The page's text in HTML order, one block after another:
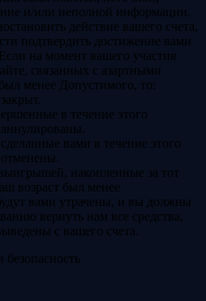
и/или неполной информации.
действие вашего счета,
подтвердить достижение вами
Если на момент вашего участия
связанных с азартными
менее Допустимого, то:
в течение этого
вами в течение этого
накопленные за тот
возраст был менее
вами утрачены, и вы должны
вернуть нам все средства,
с вашего счета.
безопасность